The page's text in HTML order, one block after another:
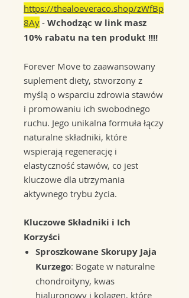
https://thealoeveraco.shop/zWfBp
8Ay - Wchodząc w link masz
10% rabatu na ten produkt !!!!
Forever Move to zaawansowany
suplement diety, stworzony z
myślą o wsparciu zdrowia stawów
i promowaniu ich swobodnego
ruchu. Jego unikalna formuła łączy
naturalne składniki, które
wspierają regenerację i
elastyczność stawów, co jest
kluczowe dla utrzymania
aktywnego trybu życia.
Kluczowe Składniki i Ich
Korzyści
Sproszkowane Skorupy Jaja
Kurzego: Bogate w naturalne
chondroityny, kwas
hialuronowy i kolagen, które